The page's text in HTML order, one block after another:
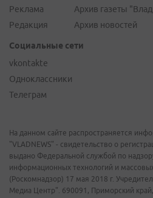
Реклама
Редакция
Архив газеты
Архив новостей
Социальные сети
vkontakte
Одноклассники
Телеграм
На данном сайте распространяется
"VLADNEWS" - свидетельство о
выдано Федеральной службой по
информационных технологий и
(Роскомнадзор) 17 мая 2018 г.
Медиа Центр". 690091, Приморский